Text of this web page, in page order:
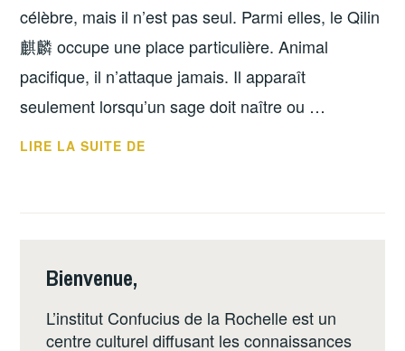
célèbre, mais il n’est pas seul. Parmi elles, le Qilin
麒麟 occupe une place particulière. Animal
pacifique, il n’attaque jamais. Il apparaît
seulement lorsqu’un sage doit naître ou …
LIRE LA SUITE DE
Bienvenue,
L’institut Confucius de la Rochelle est un
centre culturel diffusant les connaissances